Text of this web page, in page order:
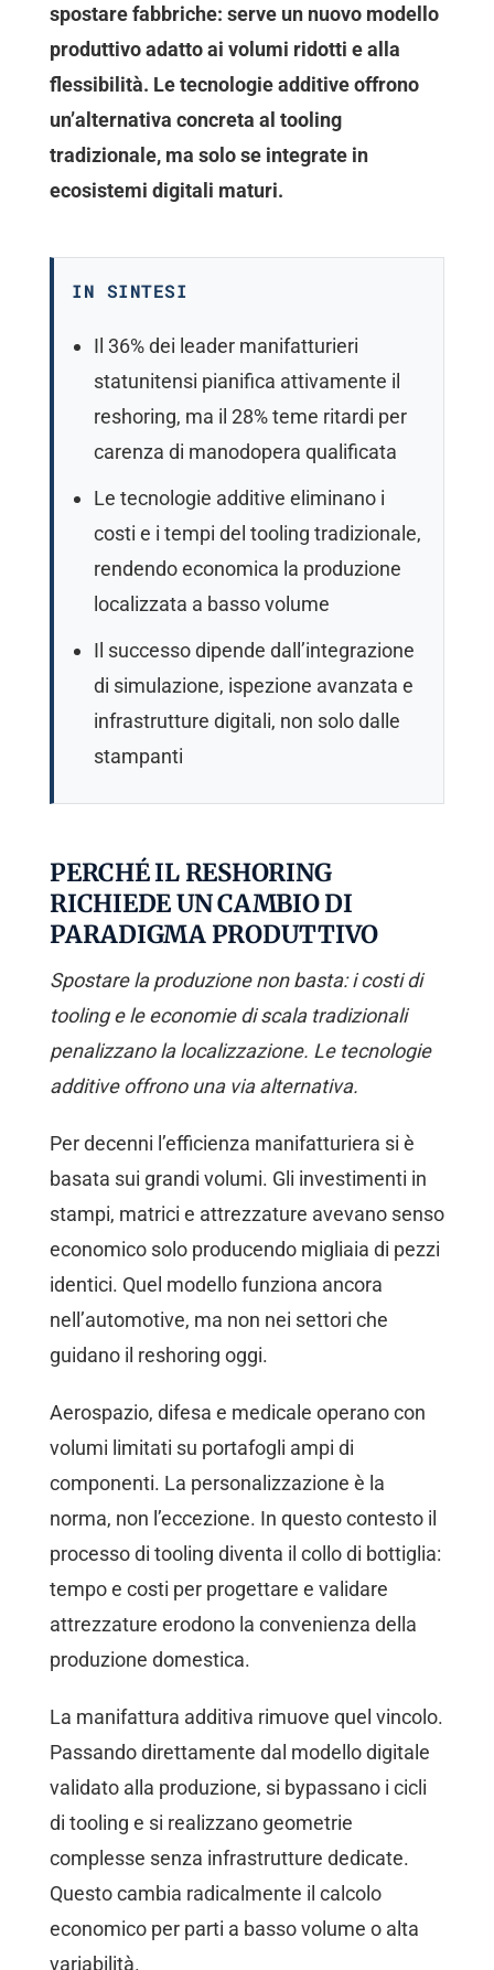
spostare fabbriche: serve un nuovo modello
produttivo adatto ai volumi ridotti e alla
flessibilità. Le tecnologie additive offrono
un’alternativa concreta al tooling
tradizionale, ma solo se integrate in
ecosistemi digitali maturi.
IN SINTESI
Il 36% dei leader manifatturieri
statunitensi pianifica attivamente il
reshoring, ma il 28% teme ritardi per
carenza di manodopera qualificata
Le tecnologie additive eliminano i
costi e i tempi del tooling tradizionale,
rendendo economica la produzione
localizzata a basso volume
Il successo dipende dall’integrazione
di simulazione, ispezione avanzata e
infrastrutture digitali, non solo dalle
stampanti
PERCHÉ IL RESHORING
RICHIEDE UN CAMBIO DI
PARADIGMA PRODUTTIVO
Spostare la produzione non basta: i costi di
tooling e le economie di scala tradizionali
penalizzano la localizzazione. Le tecnologie
additive offrono una via alternativa.
Per decenni l’efficienza manifatturiera si è
basata sui grandi volumi. Gli investimenti in
stampi, matrici e attrezzature avevano senso
economico solo producendo migliaia di pezzi
identici. Quel modello funziona ancora
nell’automotive, ma non nei settori che
guidano il reshoring oggi.
Aerospazio, difesa e medicale operano con
volumi limitati su portafogli ampi di
componenti. La personalizzazione è la
norma, non l’eccezione. In questo contesto il
processo di tooling diventa il collo di bottiglia:
tempo e costi per progettare e validare
attrezzature erodono la convenienza della
produzione domestica.
La manifattura additiva rimuove quel vincolo.
Passando direttamente dal modello digitale
validato alla produzione, si bypassano i cicli
di tooling e si realizzano geometrie
complesse senza infrastrutture dedicate.
Questo cambia radicalmente il calcolo
economico per parti a basso volume o alta
variabilità.